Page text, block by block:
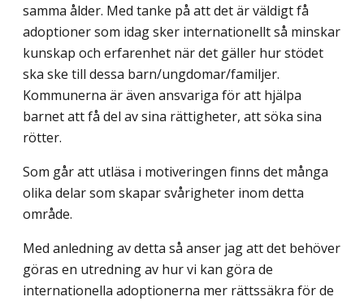
samma ålder. Med tanke på att det är väldigt få
adoptioner som idag sker internationellt så minskar
kunskap och erfarenhet när det gäller hur stödet
ska ske till dessa barn/ungdomar/familjer.
Kommunerna är även ansvariga för att hjälpa
barnet att få del av sina rättigheter, att söka sina
rötter.
Som går att utläsa i motiveringen finns det många
olika delar som skapar svårigheter inom detta
område.
Med anledning av detta så anser jag att det behöver
göras en utredning av hur vi kan göra de
internationella adoptionerna mer rättssäkra för de